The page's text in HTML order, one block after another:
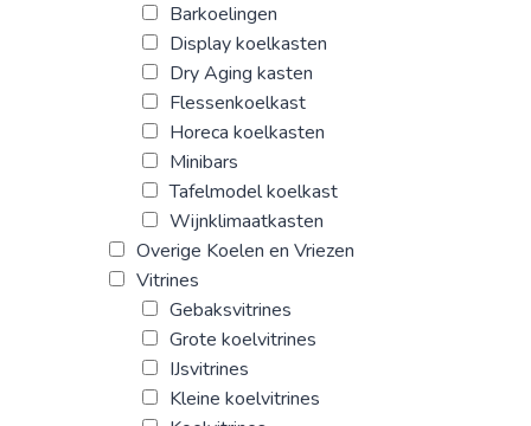
Barkoelingen
Display koelkasten
Dry Aging kasten
Flessenkoelkast
Horeca koelkasten
Minibars
Tafelmodel koelkast
Wijnklimaatkasten
Overige Koelen en Vriezen
Vitrines
Gebaksvitrines
Grote koelvitrines
IJsvitrines
Kleine koelvitrines